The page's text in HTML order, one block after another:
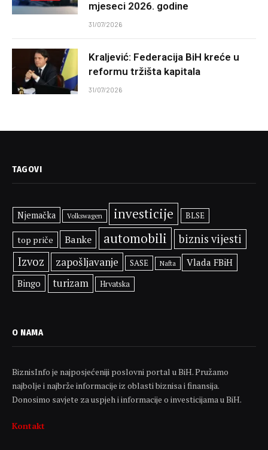
mjeseci 2026. godine
31/07/2026
Kraljević: Federacija BiH kreće u
reformu tržišta kapitala
31/07/2026
TAGOVI
Njemačka Volkswagen investicije BLSE
top priče Banke automobili
biznis vijesti
Izvoz
zapošljavanje SASE Nafta
Vlada FBiH
Bingo
turizam Hrvatska
O NAMA
BiznisInfo je najposjećeniji poslovni portal u BiH. Pružamo
najbolje i najbrže informacije iz oblasti biznisa i finansija.
Donosimo savjete za uspjeh i informacije o investicijama u BiH.
Kontakt